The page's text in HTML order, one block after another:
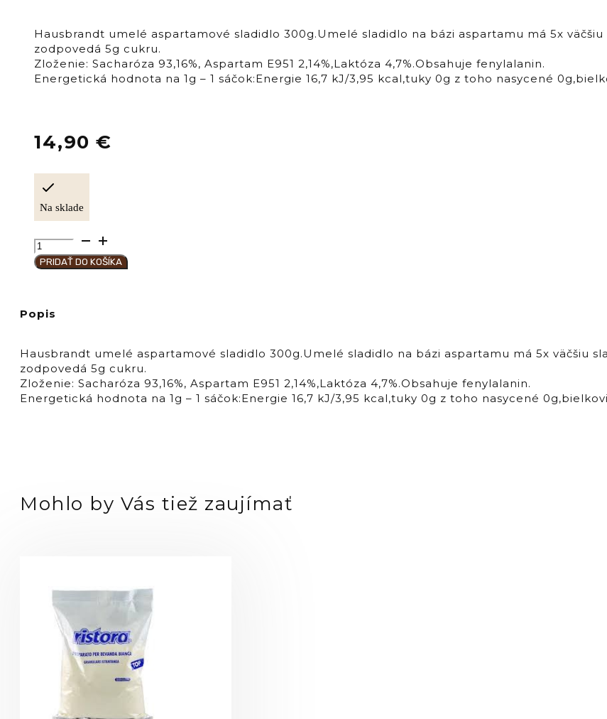
Hausbrandt umelé aspartamové sladidlo 300g.Umelé sladidlo na bázi aspartamu má 5x
zodpovedá 5g cukru.
Zloženie: Sacharóza 93,16%, Aspartam E951 2,14%,Laktóza 4,7%.Obsahuje fenylalanin.
Energetická hodnota na 1g – 1 sáčok:Energie 16,7 kJ/3,95 kcal,tuky 0g z toho nasycené
14,90 €
Na sklade
množstvo
Hausbrandt
Cukor
aspartame
PRIDAŤ DO KOŠÍKA
Popis
Hausbrandt umelé aspartamové sladidlo 300g.Umelé sladidlo na bázi aspartamu má 5x väčšiu
zodpovedá 5g cukru.
Zloženie: Sacharóza 93,16%, Aspartam E951 2,14%,Laktóza 4,7%.Obsahuje fenylalanin.
Energetická hodnota na 1g – 1 sáčok:Energie 16,7 kJ/3,95 kcal,tuky 0g z toho nasycené
Mohlo by Vás tiež zaujímať